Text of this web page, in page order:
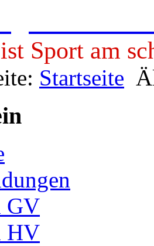
Sport am
Startseite
GV
HV